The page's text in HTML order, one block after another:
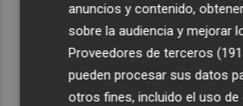
anuncios y contenido,
sobre la audiencia y mejorar
Proveedores de terceros
pueden procesar sus datos
otros fines, incluido el uso de